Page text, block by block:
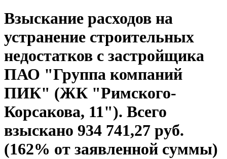
Взыскание расходов на
устранение строительных
недостатков с застройщика
ПАО "Группа компаний
ПИК" (ЖК "Римского-
Корсакова, 11"). Всего
взыскано 934 741,27 руб.
(162% от заявленной суммы)